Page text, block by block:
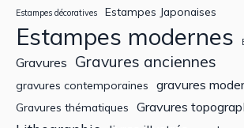
Estampes décoratives Estampes Japonaises
Estampes modernes
Gravures Gravures anciennes
gravures contemporaines gravures
Gravures thématiques Gravures